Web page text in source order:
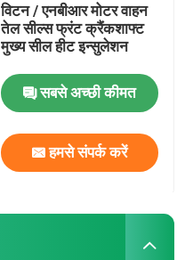
विटन / एनबीआर मोटर वाहन
तेल सील्स फ्रंट क्रैंकशाफ्ट
मुख्य सील हीट इन्सुलेशन
सबसे अच्छी कीमत
हमसे संपर्क करें